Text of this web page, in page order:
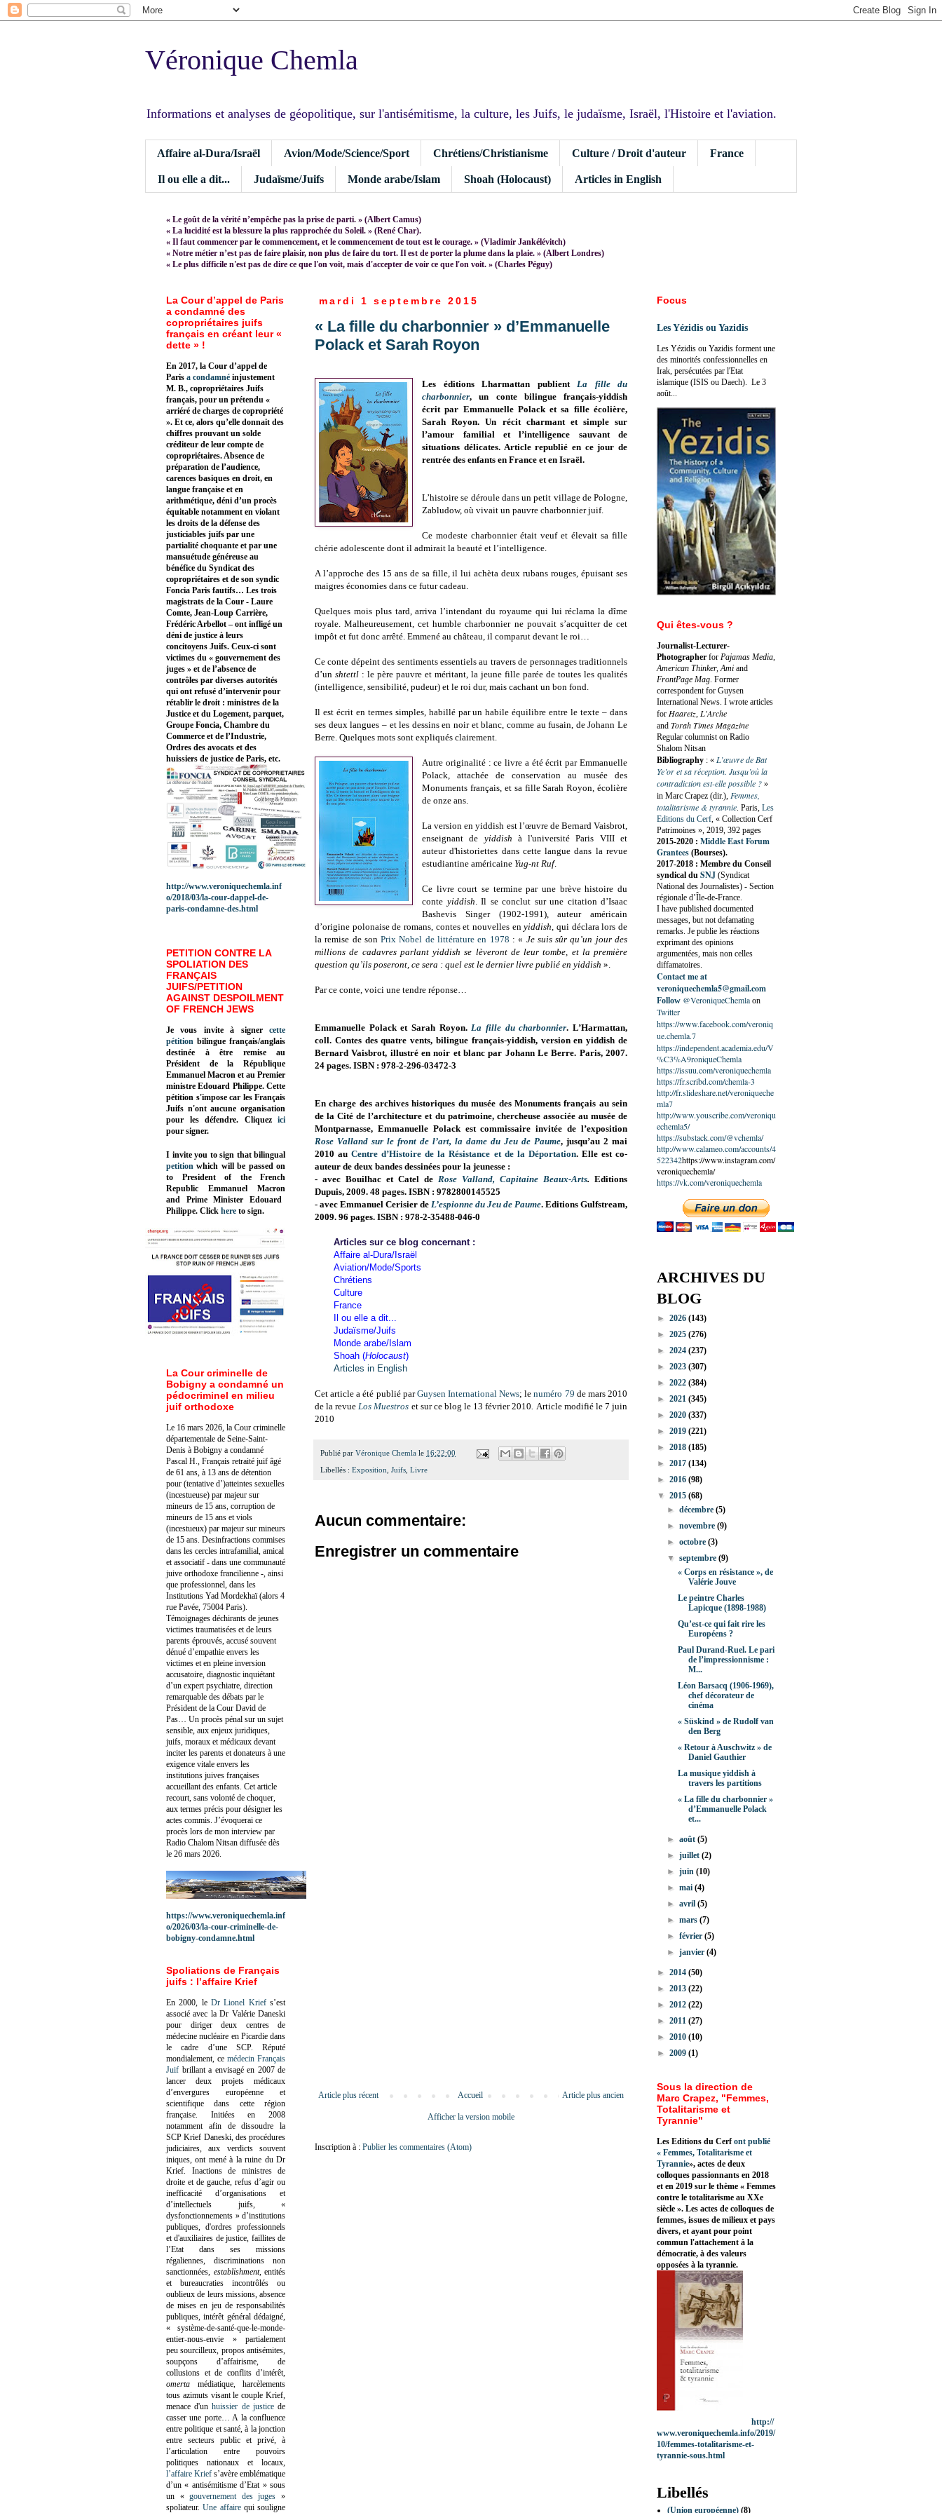
Véronique Chemla
Informations et analyses de géopolitique, sur l'antisémitisme, la culture, les Juifs, le judaïsme, Israël, l'Histoire et l'aviation.
Affaire al-Dura/Israël Avion/Mode/Science/Sport Chrétiens/Christianisme Culture / Droit d'auteur France
Il ou elle a dit... Judaïsme/Juifs Monde arabe/Islam Shoah (Holocaust) Articles in English
« Le goût de la vérité n’empêche pas la prise de parti. » (Albert Camus)
« La lucidité est la blessure la plus rapprochée du Soleil. » (René Char).
« Il faut commencer par le commencement, et le commencement de tout est le courage. » (Vladimir Jankélévitch)
« Notre métier n’est pas de faire plaisir, non plus de faire du tort. Il est de porter la plume dans la plaie. » (Albert Londres)
« Le plus difficile n'est pas de dire ce que l'on voit, mais d'accepter de voir ce que l'on voit. » (Charles Péguy)
mardi 1 septembre 2015
« La fille du charbonnier » d’Emmanuelle
Polack et Sarah Royon
Les éditions Lharmattan publientLa fille du
charbonnier, un conte bilingue français-yiddish
écrit par Emmanuelle Polack et sa fille écolière,
Sarah Royon. Un récit charmant et simple sur
l’amour familial et l’intelligence sauvant de
situations délicates. Article republié en ce jour de
rentrée des enfants en France et en Israël.
L’histoire se déroule dans un petit village de Pologne,
Zabludow, où vivait un pauvre charbonnier juif.
Ce modeste charbonnier était veuf et élevait sa fille
chérie adolescente dont il admirait la beauté et l’intelligence.
A l’approche des 15 ans de sa fille, il lui achèta deux rubans rouges, épuisant ses
maigres économies dans ce futur cadeau.
Quelques mois plus tard, arriva l’intendant du royaume qui lui réclama la dîme
royale. Malheureusement, cet humble charbonnier ne pouvait s’acquitter de cet
impôt et fut donc arrêté. Emmené au château, il comparut devant le roi…
Ce conte dépeint des sentiments essentiels au travers de personnages traditionnels
d’un shtettl : le père pauvre et méritant, la jeune fille parée de toutes les qualités
(intelligence, sensibilité, pudeur) et le roi dur, mais cachant un bon fond.
Il est écrit en termes simples, habillé par un habile équilibre entre le texte – dans
ses deux langues – et les dessins en noir et blanc, comme au fusain, de Johann Le
Berre. Quelques mots sont expliqués clairement.
Autre originalité : ce livre a été écrit par Emmanuelle
Polack, attachée de conservation au musée des
Monuments français, et sa fille Sarah Royon, écolière
de onze ans.
La version en yiddish est l’œuvre de Bernard Vaisbrot,
enseignant de yiddish à l'université Paris VIII et
auteur d'historiettes dans cette langue dans la revue
estudiantine américaine Yug-nt Ruf.
Ce livre court se termine par une brève histoire du
conte yiddish. Il se conclut sur une citation d’Isaac
Bashevis Singer (1902-1991), auteur américain
d’origine polonaise de romans, contes et nouvelles enyiddish, qui déclara lors de
la remise de sonPrix Nobel de littérature en 1978 : « Je suis sûr qu’un jour des
millions de cadavres parlant yiddish se lèveront de leur tombe, et la première
question qu’ils poseront, ce sera : quel est le dernier livre publié en yiddish ».
Par ce conte, voici une tendre réponse…
Emmanuelle Polack et Sarah Royon.La fille du charbonnier. L’Harmattan,
coll. Contes des quatre vents, bilingue français-yiddish, version en yiddish de
Bernard Vaisbrot, illustré en noir et blanc par Johann Le Berre. Paris, 2007.
24 pages. ISBN : 978-2-296-03472-3
En charge des archives historiques du musée des Monuments français au sein
de la Cité de l’architecture et du patrimoine, chercheuse associée au musée de
Montparnasse, Emmanuelle Polack est commissaire invitée de l’exposition
Rose Valland sur le front de l’art, la dame du Jeu de Paume, jusqu’au 2 mai
2010 auCentre d’Histoire de la Résistance et de la Déportation. Elle est co-
auteur de deux bandes dessinées pour la jeunesse :
- avec Bouilhac et Catel de Rose Valland, Capitaine Beaux-Arts. Editions
Dupuis, 2009. 48 pages. ISBN : 9782800145525
- avec Emmanuel Cerisier de L’espionne du Jeu de Paume. Editions Gulfstream,
2009. 96 pages. ISBN : 978-2-35488-046-0
Articles sur ce blog concernant :
Affaire al-Dura/Israël
Aviation/Mode/Sports
Chrétiens
Culture
France
Il ou elle a dit...
Judaïsme/Juifs
Monde arabe/Islam
Shoah (Holocaust)
Articles in English
Cet article a été publié parGuysen International News; lenuméro 79 de mars 2010
de la revueLos Muestros et sur ce blog le 13 février 2010. Article modifié le 7 juin
2010
Publié par Véronique Chemla le 16:22:00
Libellés : Exposition, Juifs, Livre
Aucun commentaire:
Enregistrer un commentaire
Article plus récent Article plus ancien
Accueil
Afficher la version mobile
Inscription à : Publier les commentaires (Atom)
La Cour d’appel de Paris
a condamné des
copropriétaires juifs
français en créant leur «
dette » !
En 2017, la Cour d’appel de
Paris a condamné injustement
M. B., copropriétaires Juifs
français, pour un prétendu «
arriéré de charges de copropriété
». Et ce, alors qu’elle donnait des
chiffres prouvant un solde
créditeur de leur compte de
copropriétaires. Absence de
préparation de l’audience,
carences basiques en droit, en
langue française et en
arithmétique, déni d’un procès
équitable notamment en violant
les droits de la défense des
justiciables juifs par une
partialité choquante et par une
mansuétude généreuse au
bénéfice du Syndicat des
copropriétaires et de son syndic
Foncia Paris fautifs… Les trois
magistrats de la Cour - Laure
Comte, Jean-Loup Carrière,
Frédéric Arbellot – ont infligé un
déni de justice à leurs
concitoyens Juifs. Ceux-ci sont
victimes du « gouvernement des
juges » et de l’absence de
contrôles par diverses autorités
qui ont refusé d’intervenir pour
rétablir le droit : ministres de la
Justice et du Logement, parquet,
Groupe Foncia, Chambre du
Commerce et de l’Industrie,
Ordres des avocats et des
huissiers de justice de Paris, etc.
http://www.veroniquechemla.inf
o/2018/03/la-cour-dappel-de-
paris-condamne-des.html
PETITION CONTRE LA
SPOLIATION DES
FRANÇAIS
JUIFS/PETITION
AGAINST DESPOILMENT
OF FRENCH JEWS
Je vous invite à signer cette
pétition bilingue français/anglais
destinée à être remise au
Président de la République
Emmanuel Macron et au Premier
ministre Edouard Philippe. Cette
pétition s'impose car les Français
Juifs n'ont aucune organisation
pour les défendre. Cliquez
ici
pour signer.
I invite you to sign that bilingual
petition which will be passed on
to President of the French
Republic Emmanuel Macron
and Prime Minister Edouard
Philippe. Click here to sign.
La Cour criminelle de
Bobigny a condamné un
pédocriminel en milieu
juif orthodoxe
Le 16 mars 2026, la Cour criminelle
départementale de Seine-Saint-
Denis à Bobigny a condamné
Pascal H., Français retraité juif âgé
de 61 ans, à 13 ans de détention
pour (tentative d’)atteintes sexuelles
(incestueuse) par majeur sur
mineurs de 15 ans, corruption de
mineurs de 15 ans et viols
(incestueux) par majeur sur mineurs
de 15 ans. Desinfractions commises
dans les cercles intrafamilial, amical
et associatif - dans une communauté
juive orthodoxe francilienne -, ainsi
que professionnel, dans les
Institutions Yad Mordekhaï (alors 4
rue Pavée, 75004 Paris).
Témoignages déchirants de jeunes
victimes traumatisées et de leurs
parents éprouvés, accusé souvent
dénué d’empathie envers les
victimes et en pleine inversion
accusatoire, diagnostic inquiétant
d’un expert psychiatre, direction
remarquable des débats par le
Président de la Cour David de
Pas… Un procès pénal sur un sujet
sensible, aux enjeux juridiques,
juifs, moraux et médicaux devant
inciter les parents et donateurs à une
exigence vitale envers les
institutions juives françaises
accueillant des enfants. Cet article
recourt, sans volonté de choquer,
aux termes précis pour désigner les
actes commis. J’évoquerai ce
procès lors de mon interview par
Radio Chalom Nitsan diffusée dès
le 26 mars 2026.
https://www.veroniquechemla.inf
o/2026/03/la-cour-criminelle-de-
bobigny-condamne.html
Spoliations de Français
juifs : l’affaire Krief
En 2000, le Dr Lionel Kriefs’est
associé avec la Dr Valérie Daneski
pour diriger deux centres de
médecine nucléaire en Picardie dans
le cadre d’une SCP. Réputé
mondialement, ce médecin Français
Juif brillant a envisagé en 2007 de
lancer deux projets médicaux
d’envergures européenne et
scientifique dans cette région
française. Initiées en 2008
notamment afin de dissoudre la
SCP Krief Daneski, des procédures
judiciaires, aux verdicts souvent
iniques, ont mené à la ruine du Dr
Krief. Inactions de ministres de
droite et de gauche, refus d’agir ou
inefficacité d’organisations et
d’intellectuels juifs, «
dysfonctionnements » d’institutions
publiques, d'ordres professionnels
et d'auxiliaires de justice, faillites de
l’Etat dans ses missions
régaliennes, discriminations non
sanctionnées, establishment, entités
et bureaucraties incontrôlés ou
oublieux de leurs missions, absence
de mises en jeu de responsabilités
publiques, intérêt général dédaigné,
« système-de-santé-que-le-monde-
entier-nous-envie » partialement
peu sourcilleux, propos antisémites,
soupçons d’affairisme, de
collusions et de conflits d’intérêt,
omerta médiatique, harcèlements
tous azimuts visant le couple Krief,
menace d'unhuissier de justicede
casser une porte… A la confluence
entre politique et santé, à la jonction
entre secteurs public et privé, à
l’articulation entre pouvoirs
politiques nationaux et locaux,
l’affaire Krief s’avère emblématique
d’un « antisémitisme d’Etat » sous
un «gouvernement des juges »
spoliateur.Une affairequi souligne
Focus
Les Yézidis ou Yazidis
Les Yézidis ou Yazidis forment une
des minorités confessionnelles en
Irak, persécutées par l'Etat
islamique (ISIS ou Daech). Le 3
août...
Qui êtes-vous ?
Journalist-Lecturer-
Photographer for Pajamas Media,
American Thinker, Ami and
FrontPage Mag. Former
correspondent for Guysen
International News. I wrote articles
for Haaretz, L'Arche
and Torah Times Magazine
Regular columnist on Radio
Shalom Nitsan
Bibliography : « L’œuvre de Bat
Ye’or et sa réception. Jusqu’où la
contradiction est-elle possible ? »
in Marc Crapez (dir.), Femmes,
totalitarisme & tyrannie. Paris, Les
Editions du Cerf, « Collection Cerf
Patrimoines », 2019, 392 pages
2015-2020 : Middle East Forum
Grantees (Bourses).
2017-2018 : Membre du Conseil
syndical du SNJ (Syndicat
National des Journalistes) - Section
régionale d’Île-de-France.
I have published documented
messages, but not defamating
remarks. Je publie les réactions
exprimant des opinions
argumentées, mais non celles
diffamatoires.
Contact me at
veroniquechemla5@gmail.com
Follow @VeroniqueChemlaon
Twitter
https://www.facebook.com/veroniq
ue.chemla.7
https://independent.academia.edu/V
%C3%A9roniqueChemla
https://issuu.com/veroniquechemla
https://fr.scribd.com/chemla-3
http://fr.slideshare.net/veroniqueche
mla7
http://www.youscribe.com/veroniqu
echemla5/
https://substack.com/@vchemla/
http://www.calameo.com/accounts/4
522342https://www.instagram.com/
veroniquechemla/
https://vk.com/veroniquechemla
ARCHIVES DU
BLOG
► 2026 (143)
► 2025 (276)
► 2024 (237)
► 2023 (307)
► 2022 (384)
► 2021 (345)
► 2020 (337)
► 2019 (221)
► 2018 (185)
► 2017 (134)
► 2016 (98)
▼ 2015 (68)
►décembre(5)
►novembre(9)
►octobre(3)
▼septembre(9)
« Corps en résistance », de
Valérie Jouve
Le peintre Charles
Lapicque (1898-1988)
Qu’est-ce qui fait rire les
Européens ?
Paul Durand-Ruel. Le pari
de l’impressionnisme :
M...
Léon Barsacq (1906-1969),
chef décorateur de
cinéma
« Süskind » de Rudolf van
den Berg
« Retour à Auschwitz » de
Daniel Gauthier
La musique yiddish à
travers les partitions
« La fille du charbonnier »
d’Emmanuelle Polack
et...
►août(5)
►juillet(2)
►juin(10)
►mai(4)
►avril(5)
►mars(7)
►février(5)
►janvier(4)
► 2014 (50)
► 2013 (22)
► 2012 (22)
► 2011 (27)
► 2010 (10)
► 2009 (1)
Sous la direction de
Marc Crapez, "Femmes,
Totalitarisme et
Tyrannie"
Les Editions du Cerfont publié
« Femmes, Totalitarisme et
Tyrannie», actes de deux
colloques passionnants en 2018
et en 2019 sur le thème « Femmes
contre le totalitarisme au XXe
siècle ». Les actes de colloques de
femmes, issues de milieux et pays
divers, et ayant pour point
commun l'attachement à la
démocratie, à des valeurs
opposées à la tyrannie.
http://
www.veroniquechemla.info/2019/
10/femmes-totalitarisme-et-
tyrannie-sous.html
Libellés
(Union européenne) (8)